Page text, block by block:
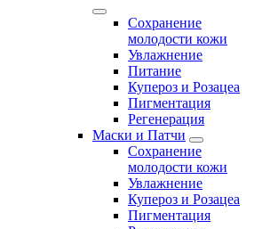
Сохранение
молодости кожи
Увлажнение
Питание
Купероз и Розацеа
Пигментация
Регенерация
Маски и Патчи
Сохранение
молодости кожи
Увлажнение
Купероз и Розацеа
Пигментация